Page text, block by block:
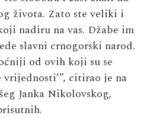
života. Zato ste veliki i
nadiru na vas. Džabe im
slavni crnogorski narod.
od ovih koji su se
citirao je na
Janka Nikolovskog,